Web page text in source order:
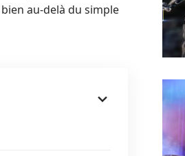
au-delà du simple